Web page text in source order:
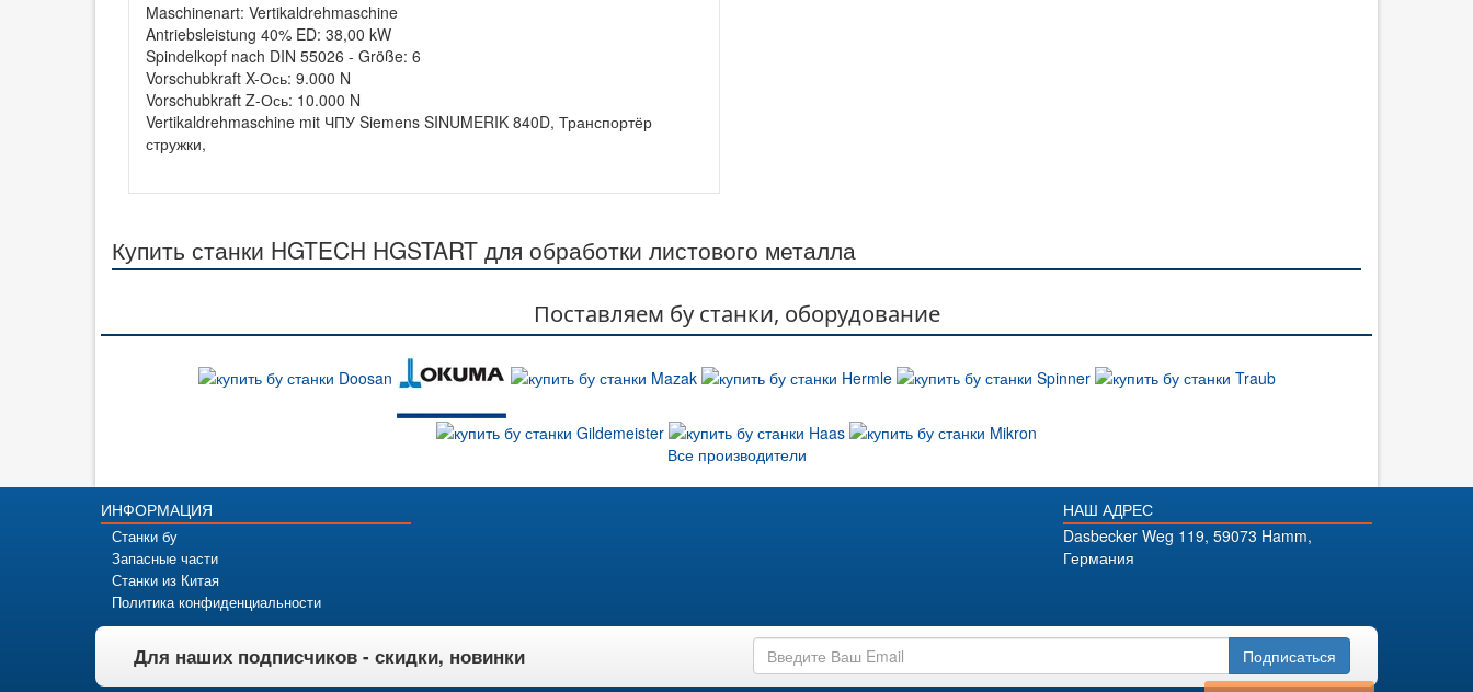
Maschinenart: Vertikaldrehmaschine
Antriebsleistung 40% ED: 38,00 kW
Spindelkopf nach DIN 55026 - Größe: 6
Vorschubkraft X-Ось: 9.000 N
Vorschubkraft Z-Ось: 10.000 N
Vertikaldrehmaschine mit ЧПУ Siemens SINUMERIK 840D, Транспортёр
стружки,
Купить станки HGTECH HGSTART для обработки листового металла
Поставляем бу станки, оборудование
Все производители
ИНФОРМАЦИЯ
Станки бу
Запасные части
Станки из Китая
Политика конфиденциальности
НАШ АДРЕС
Dasbecker Weg 119, 59073 Hamm,
Германия
Для наших подписчиков - скидки, новинки Подписаться